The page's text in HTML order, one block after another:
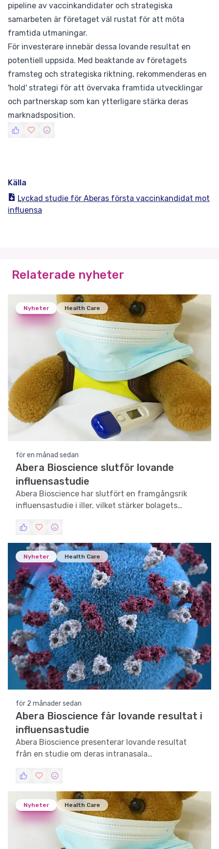
pipeline av vaccinkandidater och strategiska
samarbeten är företaget väl rustat för att möta
framtida utmaningar.
För investerare innebär dessa lovande resultat en
potentiell uppsida. Med beaktande av företagets
framsteg och strategiska riktning, rekommenderas en
'hold' strategi för att övervaka framtida utvecklingar
och partnerskap som kan ytterligare stärka deras
marknadsposition.
Källa
Lyckad studie för Aberas första vaccinkandidat mot
influensa
Relaterade nyheter
Nyheter Health Care
för en månad sedan
Abera Bioscience slutför lovande
influensastudie
Abera Bioscience har slutfört en framgångsrik
influensastudie i iller, vilket stärker bolagets
Nyheter Health Care
för 2 månader sedan
Abera Bioscience får lovande resultat i
influensastudie
Abera Bioscience presenterar lovande resultat
från en studie om deras intranasala
Nyheter Health Care